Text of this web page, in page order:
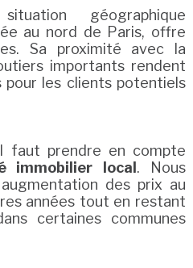
géographique
au nord de Paris, offre
Sa proximité avec la
importants rendent
pour les clients potentiels
faut prendre en compte
immobilier local . Nous
des prix au
années tout en restant
certaines communes